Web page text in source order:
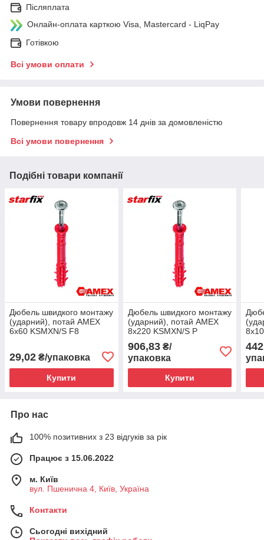
Післяплата
Онлайн-оплата карткою Visa, Mastercard - LiqPay
Готівкою
Всі умови оплати
Умови повернення
Повернення товару впродовж 14 днів за домовленістю
Всі умови повернення
Подібні товари компанії
Дюбель швидкого монтажу
(ударний), потай AMEX
6х60 KSMXN/S F8
29,02 ₴/упаковка
Купити
Дюбель швидкого монтажу
(ударний), потай AMEX
8х220 KSMXN/S P
906,83₴/
упаковка
Купити
Про нас
100% позитивних з 23 відгуків за рік
Працює з 15.06.2022
м. Київ
вул. Пшенична 4, Київ, Україна
Контакти
Сьогодні вихідний